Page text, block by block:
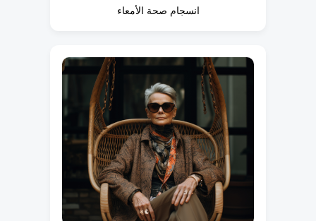
انسجام صحة الأمعاء